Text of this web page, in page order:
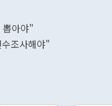
아야"
조사해야"